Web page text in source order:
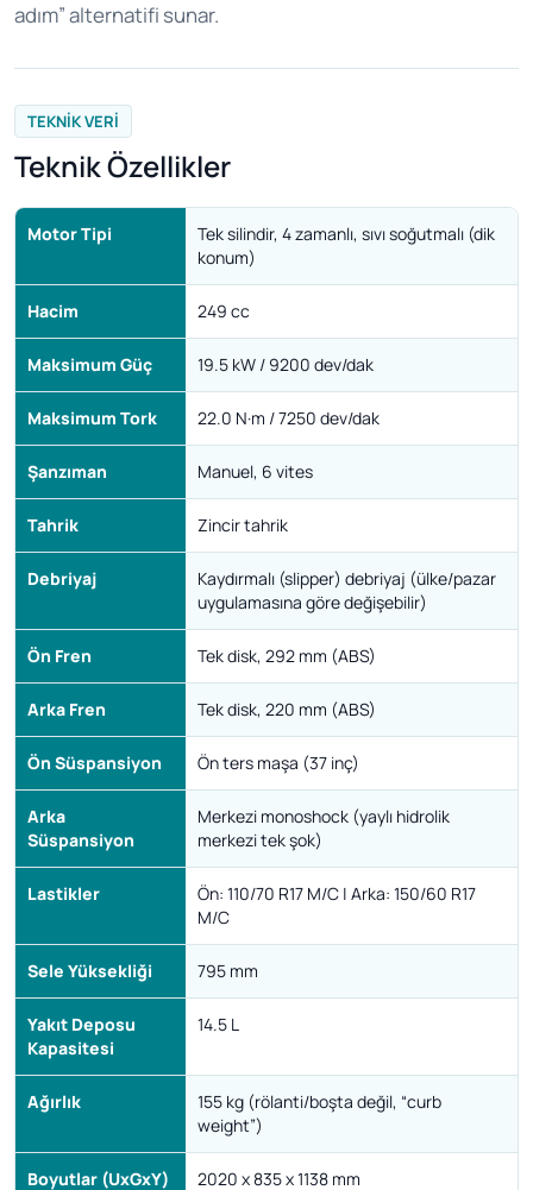
adım” alternatifi sunar.
TEKNIK VERI
Teknik Özellikler
Motor Tipi
Tek silindir, 4 zamanlı, sıvı soğutmalı (dik
konum)
Hacim 249 cc
Maksimum Güç 19.5 kW / 9200 dev/dak
Maksimum Tork 22.0 N·m / 7250 dev/dak
Şanzıman Manuel, 6 vites
Tahrik Zincir tahrik
Debriyaj
Kaydırmalı (slipper) debriyaj (ülke/pazar
uygulamasına göre değişebilir)
Ön Fren Tek disk, 292 mm (ABS)
Arka Fren Tek disk, 220 mm (ABS)
Ön Süspansiyon Ön ters maşa (37 inç)
Arka
Süspansiyon
Merkezi monoshock (yaylı hidrolik
merkezi tek şok)
Lastikler
Ön: 110/70 R17 M/C | Arka: 150/60 R17
M/C
Sele Yüksekliği 795 mm
Yakıt Deposu
Kapasitesi
14.5 L
Ağırlık
155 kg (rölanti/boşta değil, “curb
weight”)
Boyutlar (UxGxY) 2020 x 835 x 1138 mm